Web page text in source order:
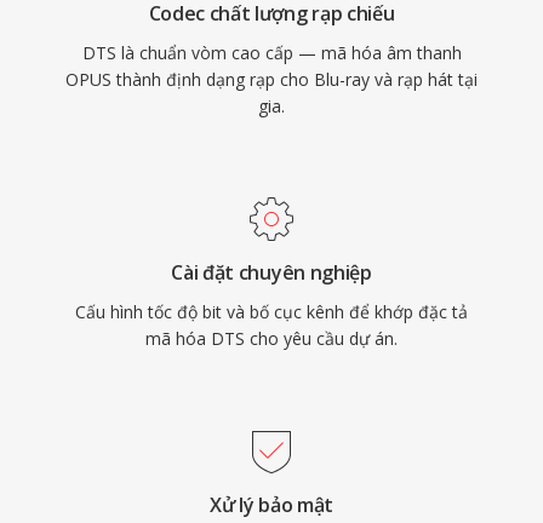
đường đã được chứng minh từ phòng thu đến
phòng khách.
Codec chất lượng rạp chiếu
DTS là chuẩn vòm cao cấp — mã hóa âm thanh
OPUS thành định dạng rạp cho Blu-ray và rạp hát tại
gia.
Cài đặt chuyên nghiệp
Cấu hình tốc độ bit và bố cục kênh để khớp đặc tả
mã hóa DTS cho yêu cầu dự án.
Xử lý bảo mật